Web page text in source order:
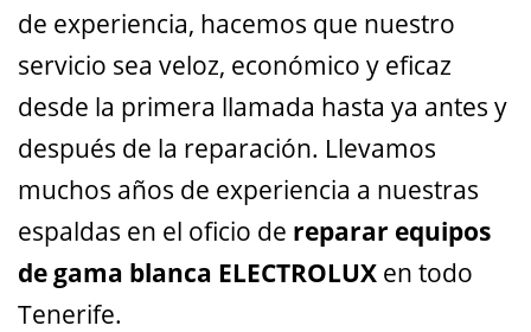
de experiencia, hacemos que nuestro
servicio sea veloz, económico y eficaz
desde la primera llamada hasta ya antes y
después de la reparación. Llevamos
muchos años de experiencia a nuestras
espaldas en el oficio de reparar equipos
de gama blanca ELECTROLUX en todo
Tenerife.